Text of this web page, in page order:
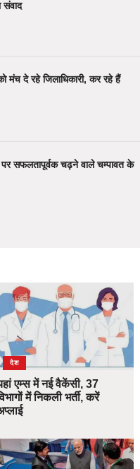
संवाद
मंच दे रहे जिलाधिकारी, कर रहे हैं
सफलतापूर्वक चढ़ने वाले चम्पावत के
देश
एम्स में नई वैकेंसी, 37
में निकली भर्ती, करें